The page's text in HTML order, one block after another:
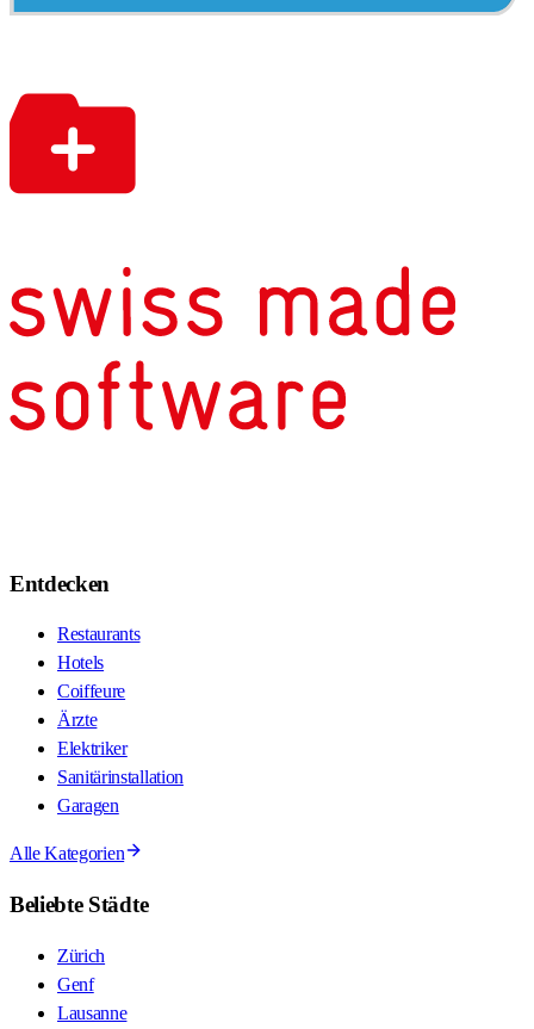
Entdecken
Restaurants
Hotels
Coiffeure
Ärzte
Elektriker
Sanitärinstallation
Garagen
Alle Kategorien
Beliebte Städte
Zürich
Genf
Lausanne